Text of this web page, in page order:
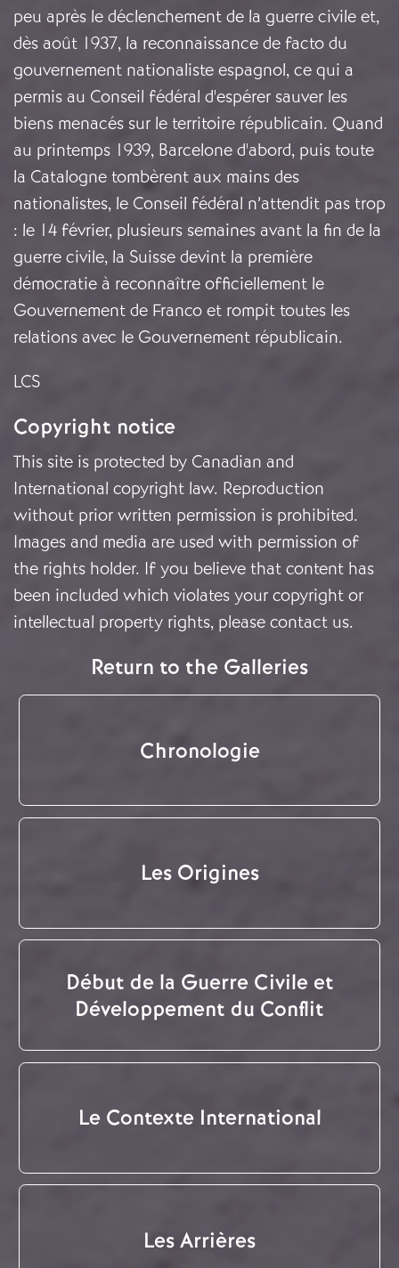
peu après le déclenchement de la guerre civile et,
dès août 1937, la reconnaissance de facto du
gouvernement nationaliste espagnol, ce qui a
permis au Conseil fédéral d'espérer sauver les
biens menacés sur le territoire républicain. Quand
au printemps 1939, Barcelone d'abord, puis toute
la Catalogne tombèrent aux mains des
nationalistes, le Conseil fédéral n’attendit pas trop
: le 14 février, plusieurs semaines avant la fin de la
guerre civile, la Suisse devint la première
démocratie à reconnaître officiellement le
Gouvernement de Franco et rompit toutes les
relations avec le Gouvernement républicain.
LCS
Copyright notice
This site is protected by Canadian and
International copyright law. Reproduction
without prior written permission is prohibited.
Images and media are used with permission of
the rights holder. If you believe that content has
been included which violates your copyright or
intellectual property rights, please contact us.
Return to the Galleries
Chronologie
Les Origines
Début de la Guerre Civile et
Développement du Conflit
Le Contexte International
Les Arrières